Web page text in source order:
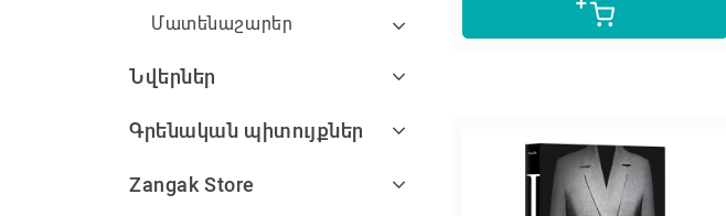
Մատենաշարեր
Նվերներ
Գրենական պիտույքներ
Zangak Store